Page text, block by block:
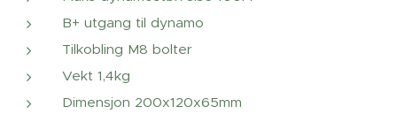
B+ utgang til dynamo
Tilkobling M8 bolter
Vekt 1,4kg
Dimensjon 200x120x65mm